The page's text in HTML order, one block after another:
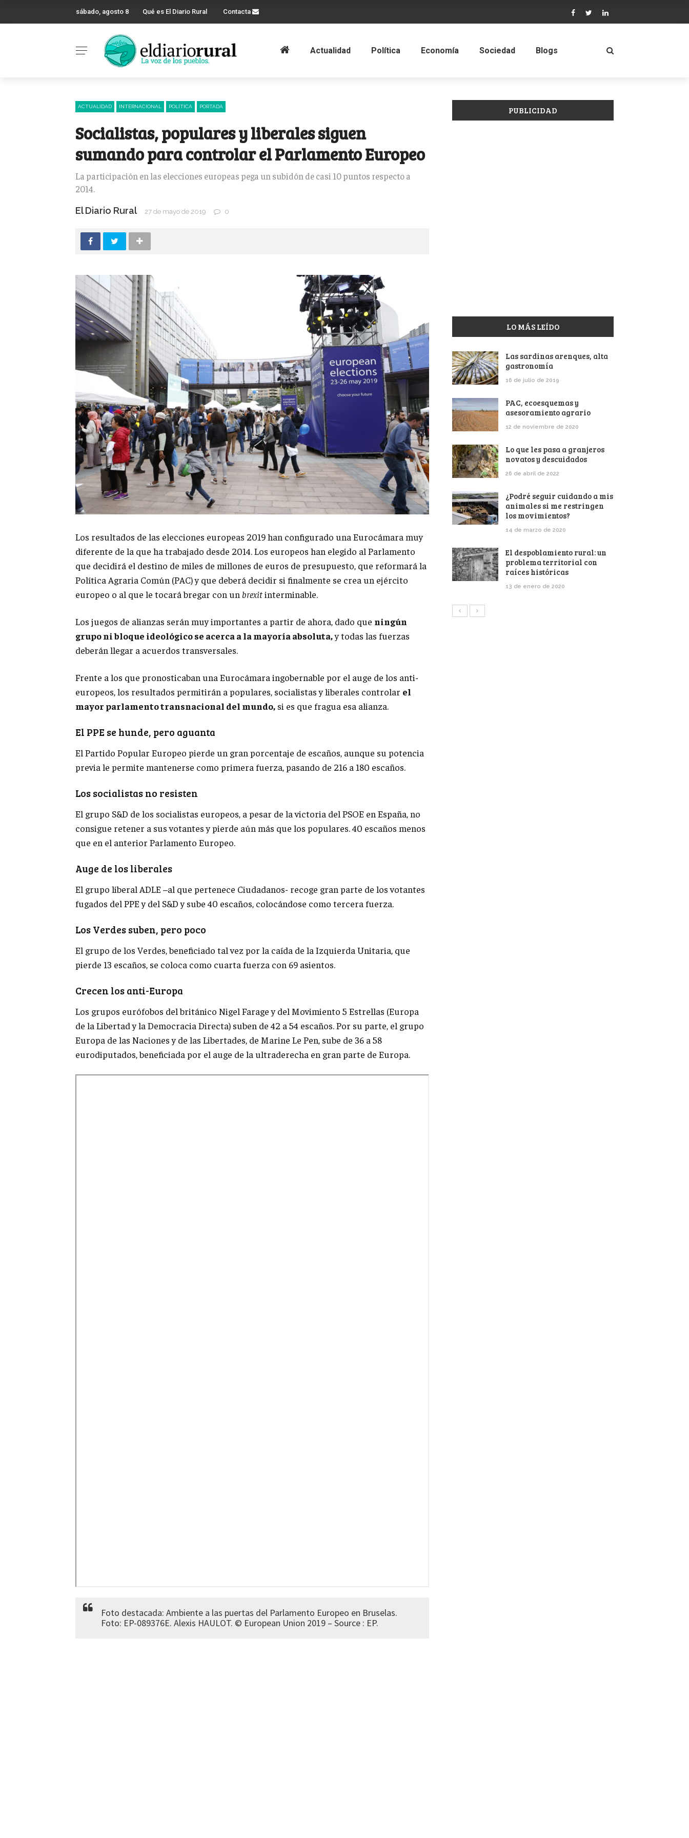
sábado, agosto 8 Qué es El Diario Rural Contacta
Actualidad Política Economía Sociedad Blogs
ACTUALIDAD INTERNACIONAL POLÍTICA PORTADA
Socialistas, populares y liberales siguen
sumando para controlar el Parlamento Europeo
La participación en las elecciones europeas pega un subidón de casi 10 puntos respecto a
2014.
El Diario Rural 27 de mayo de 2019 0
Los resultados de las elecciones europeas 2019 han configurado una Eurocámara muy
diferente de la que ha trabajado desde 2014. Los europeos han elegido al Parlamento
que decidirá el destino de miles de millones de euros de presupuesto, que reformará la
Política Agraria Común (PAC) y que deberá decidir si finalmente se crea un ejército
europeo o al que le tocará bregar con un brexitinterminable.
Los juegos de alianzas serán muy importantes a partir de ahora, dado que ningún
grupo ni bloque ideológico se acerca a la mayoría absoluta,y todas las fuerzas
deberán llegar a acuerdos transversales.
Frente a los que pronosticaban una Eurocámara ingobernable por el auge de los anti-
europeos, los resultados permitirán a populares, socialistas y liberales controlar el
mayor parlamento transnacional del mundo, si es que fragua esa alianza.
El PPE se hunde, pero aguanta
El Partido Popular Europeo pierde un gran porcentaje de escaños, aunque su potencia
previa le permite mantenerse como primera fuerza, pasando de 216 a 180 escaños.
Los socialistas no resisten
El grupo S&D de los socialistas europeos, a pesar de la victoria del PSOE en España, no
consigue retener a sus votantes y pierde aún más que los populares. 40 escaños menos
que en el anterior Parlamento Europeo.
Auge de los liberales
El grupo liberal ADLE –al que pertenece Ciudadanos- recoge gran parte de los votantes
fugados del PPE y del S&D y sube 40 escaños, colocándose como tercera fuerza.
Los Verdes suben, pero poco
El grupo de los Verdes, beneficiado tal vez por la caída de la Izquierda Unitaria, que
pierde 13 escaños, se coloca como cuarta fuerza con 69 asientos.
Crecen los anti-Europa
Los grupos eurófobos del británico Nigel Farage y del Movimiento 5 Estrellas (Europa
de la Libertad y la Democracia Directa) suben de 42 a 54 escaños. Por su parte, el grupo
Europa de las Naciones y de las Libertades, de Marine Le Pen, sube de 36 a 58
eurodiputados, beneficiada por el auge de la ultraderecha en gran parte de Europa.
Foto destacada: Ambiente a las puertas del Parlamento Europeo en Bruselas.
Foto: EP-089376E. Alexis HAULOT. © European Union 2019 – Source : EP.
PUBLICIDAD
LO MÁS LEÍDO
Las sardinas arenques, alta
gastronomía
16 de julio de 2019
PAC, ecoesquemas y
asesoramiento agrario
12 de noviembre de 2020
Lo que les pasa a granjeros
novatos y descuidados
26 de abril de 2022
¿Podré seguir cuidando a mis
animales si me restringen
los movimientos?
14 de marzo de 2020
El despoblamiento rural: un
problema territorial con
raíces históricas
13 de enero de 2020